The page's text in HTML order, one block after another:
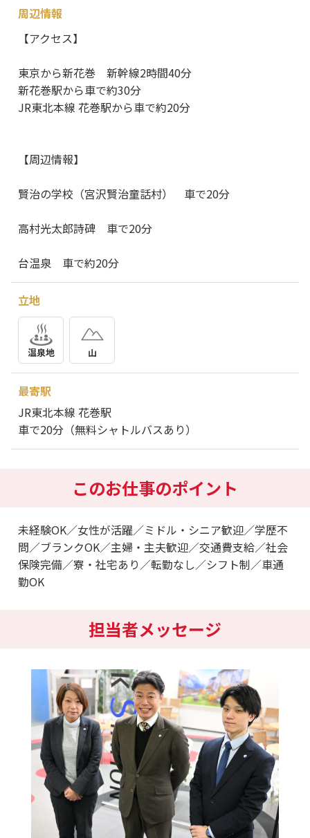
周辺情報
【アクセス】
東京から新花巻 新幹線2時間40分
新花巻駅から車で約30分
JR東北本線 花巻駅から車で約20分
【周辺情報】
賢治の学校（宮沢賢治童話村） 車で20分
高村光太郎詩碑 車で20分
台温泉 車で約20分
立地
温泉地 山
最寄駅
JR東北本線 花巻駅
車で20分（無料シャトルバスあり）
このお仕事のポイント
未経験OK／女性が活躍／ミドル・シニア歓迎／学歴不
問／ブランクOK／主婦・主夫歓迎／交通費支給／社会
保険完備／寮・社宅あり／転勤なし／シフト制／車通
勤OK
担当者メッセージ